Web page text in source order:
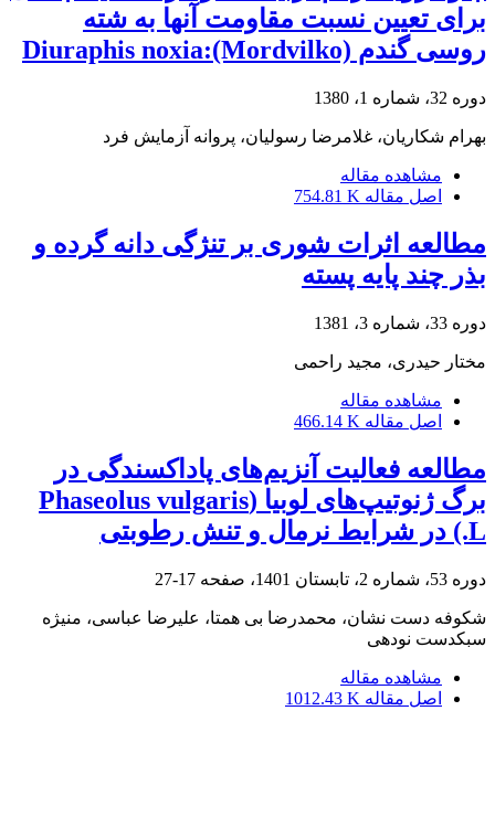
برای تعیین نسبت مقاومت آنها به شته
روسی گندم Diuraphis noxia:(Mordvilko)
دوره 32، شماره 1، 1380
بهرام شکاریان، غلامرضا رسولیان، پروانه آزمایش فرد
مشاهده مقاله
اصل مقاله 754.81 K
مطالعه اثرات شوری بر تنژگی دانه گرده و
بذر چند پایه پسته
دوره 33، شماره 3، 1381
مختار حیدری، مجید راحمی
مشاهده مقاله
اصل مقاله 466.14 K
مطالعه فعالیت آنزیم‌های پاداکسندگی در
برگ ژنوتیپ‌های لوبیا (Phaseolus vulgaris
L.) در شرایط نرمال و تنش رطوبتی
دوره 53، شماره 2، تابستان 1401، صفحه 17-27
شکوفه دست نشان، محمدرضا بی همتا، علیرضا عباسی، منیژه
سبکدست نودهی
مشاهده مقاله
اصل مقاله 1012.43 K